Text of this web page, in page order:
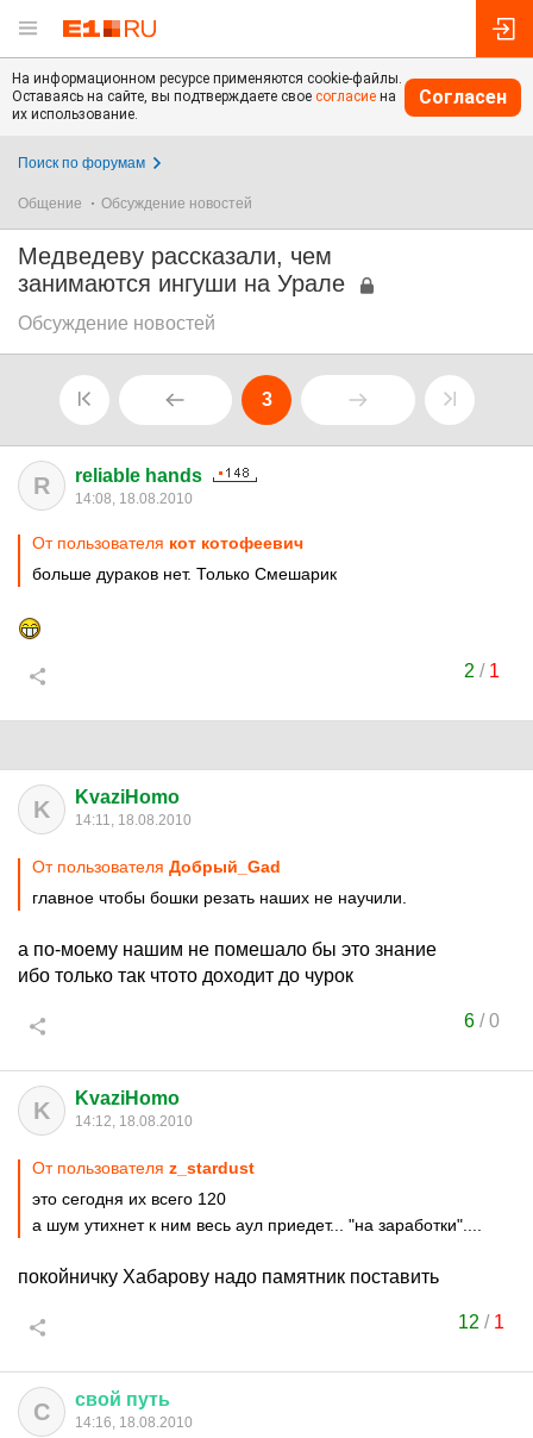
На информационном ресурсе применяются cookie-файлы.
Оставаясь на сайте, вы подтверждаете свое согласие на
их использование.
Согласен
Поиск по форумам
Общение Обсуждение новостей
Медведеву рассказали, чем
занимаются ингуши на Урале
Обсуждение новостей
3
R reliable hands
14:08, 18.08.2010
От пользователя кот котофеевич
больше дураков нет. Только Смешарик
2 / 1
K KvaziHomo
14:11, 18.08.2010
От пользователя Добрый_Gad
главное чтобы бошки резать наших не научили.
а по-моему нашим не помешало бы это знание
ибо только так чтото доходит до чурок
6/0
K KvaziHomo
14:12, 18.08.2010
От пользователя z_stardust
это сегодня их всего 120
а шум утихнет к ним весь аул приедет... "на заработки"....
покойничку Хабарову надо памятник поставить
12 / 1
С свой путь
14:16, 18.08.2010